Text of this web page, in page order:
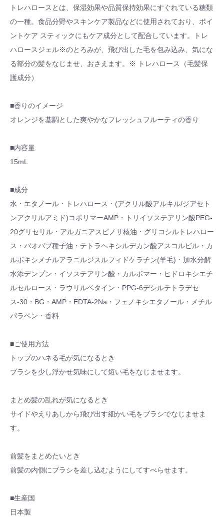
トレハロースとは、保湿効果や品質保持効果にすぐれている糖類
の一種。食品分野やスキンケア製品などに使用されており、ポイ
ントケア スティックにもケア成分として配合しています。トレ
ハロースジェル※のとろみが、飛び出した毛を包み込み、気にな
る部分の髪をなじませ、おさえます。※ トレハロース（毛髪保
護成分）
■香りのイメージ
オレンジを基調とした爽やかなフレッシュフルーティの香り
■内容量
15mL
■成分
水・エタノール・トレハロース・(アクリル酸アルキル/ジアセト
ンアクリルアミド)コポリマーAMP・トリイソステアリン酸PEG-
20グリセリル・アルガニアスピノサ核油・グリコシルトレハロー
ス・バオバブ種子油・テトラヘキシルデカン酸アスコルビル・カ
ルボキシメチルアラニルジスルフィドケラチン(羊毛)・加水分解
水添デンプン・イソステアリン酸・カルボマー・ヒドロキシエチ
ルセルロース・ラウリルベタイン・PPG-6デシルテトラデセ
ス-30・BG・AMP・EDTA-2Na・フェノキシエタノール・メチル
パラベン・香料
■ご使用方法
トップのハネる毛が気になるとき
ブラシを少し浮かせ気味にして短い毛をなじませます。
まとめ髪の乱れが気になるとき
サイドやえりあしから飛び出す細かい毛をブラシでなじませま
す。
前髪をまとめたいとき
前髪の内側にブラシを差し込むようにしてすべらせます。
■生産国
日本製